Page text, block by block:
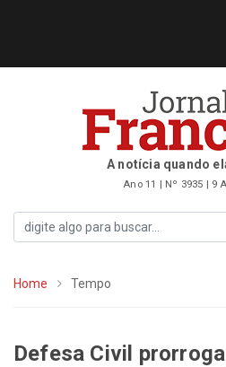
A notícia quando
Ano 11 | Nº 3935 | 9
Home Tempo
Defesa Civil